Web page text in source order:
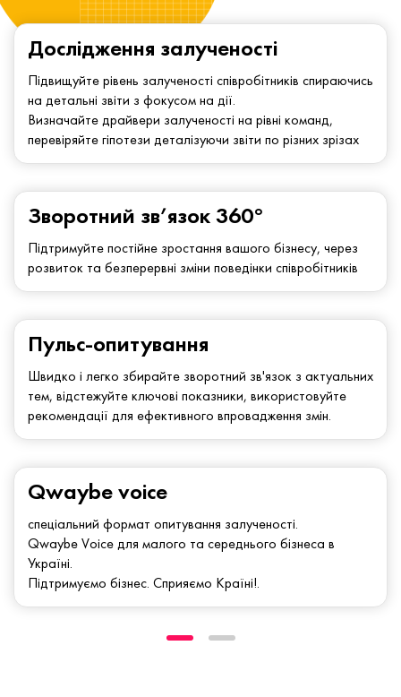
Дослідження залученості
Підвищуйте рівень залученості співробітників спираючись
на детальні звіти з фокусом на дії.
Визначайте драйвери залученості на рівні команд,
перевіряйте гіпотези деталізуючи звіти по різних зрізах
Зворотний зв’язок 360°
Підтримуйте постійне зростання вашого бізнесу, через
розвиток та безперервні зміни поведінки співробітників
Qwaybe voice
спеціальний формат опитування залученості.
Qwaybe Voice для малого та середнього бізнеса в
Україні.
Підтримуємо бізнес. Сприяємо Країні!.
Пульс-опитування
Швидко і легко збирайте зворотний зв'язок з актуальних
тем, відстежуйте ключові показники, використовуйте
рекомендації для ефективного впровадження змін.